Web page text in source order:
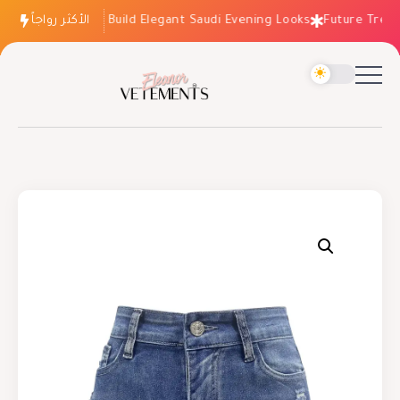
الأكثر رواجاً
How to Build Elegant Saudi Evening Looks Future